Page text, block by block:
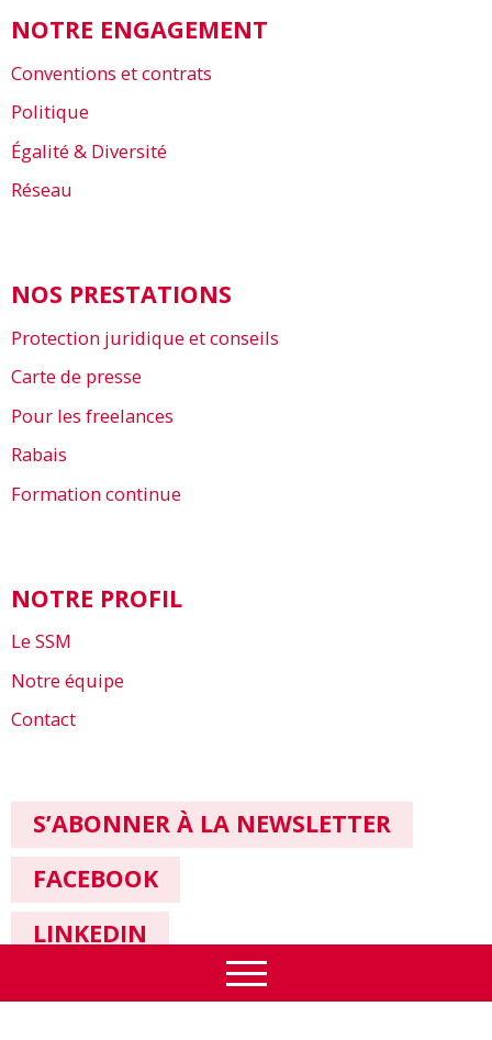
NOTRE ENGAGEMENT
Conventions et contrats
Politique
Égalité & Diversité
Réseau
NOS PRESTATIONS
Protection juridique et conseils
Carte de presse
Pour les freelances
Rabais
Formation continue
NOTRE PROFIL
Le SSM
Notre équipe
Contact
S’ABONNER À LA NEWSLETTER
FACEBOOK
LINKEDIN